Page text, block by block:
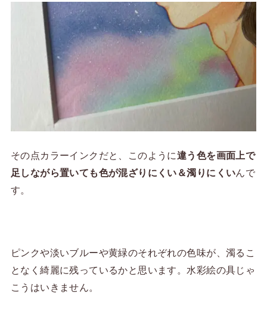
その点カラーインクだと、このように違う色を画面上で
足しながら置いても色が混ざりにくい＆濁りにくいんで
す。
ピンクや淡いブルーや黄緑のそれぞれの色味が、濁るこ
となく綺麗に残っているかと思います。水彩絵の具じゃ
こうはいきません。